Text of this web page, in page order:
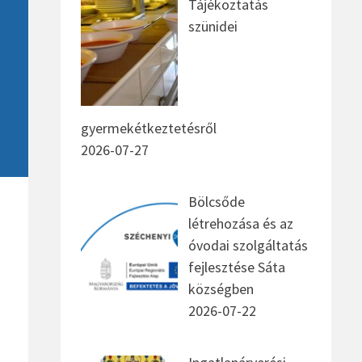
Tájékoztatás
szünidei
gyermekétkeztetésről
2026-07-27
Bölcsőde
létrehozása és az
óvodai szolgáltatás
fejlesztése Sáta
községben
2026-07-22